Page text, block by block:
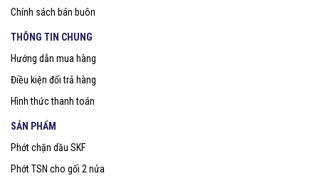
Chính sách bán buôn
THÔNG TIN CHUNG
Hướng dẫn mua hàng
Điều kiện đổi trả hàng
Hình thức thanh toán
SẢN PHẨM
Phớt chặn dầu SKF
Phớt TSN cho gối 2 nửa